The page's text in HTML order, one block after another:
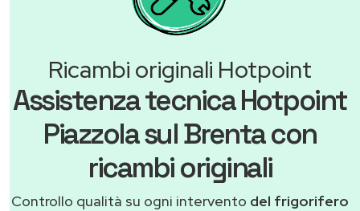
Ricambi originali Hotpoint
Assistenza tecnica Hotpoint
Piazzola sul Brenta con
ricambi originali
Controllo qualità su ogni intervento del frigorifero